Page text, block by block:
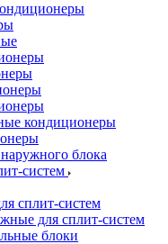
кондиционеры
блока
систем
сплит-систем
для сплит-систем
блоки